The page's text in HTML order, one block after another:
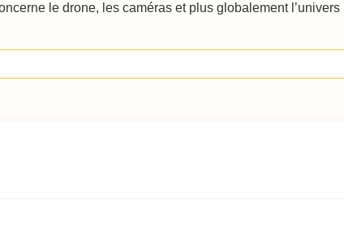
le drone, les caméras et plus globalement